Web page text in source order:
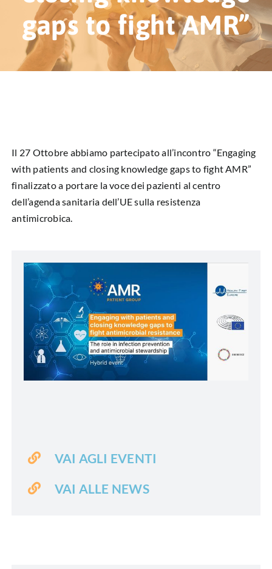
NEWS & EVENTI
CHI SIAMO
DIVENTA SOCIO
LIBRO SCRITTURE IN ROSA
gaps to fight AMR”
Il 27 Ottobre abbiamo partecipato all’incontro “Engaging
with patients and closing knowledge gaps to fight AMR”
finalizzato a portare la voce dei pazienti al centro
dell’agenda sanitaria dell’UE sulla resistenza
antimicrobica.
VAI AGLI EVENTI
VAI ALLE NEWS